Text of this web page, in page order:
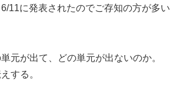
11に発表されたのでご存知の方が多い
元が出て、どの単元が出ないのか。
する。